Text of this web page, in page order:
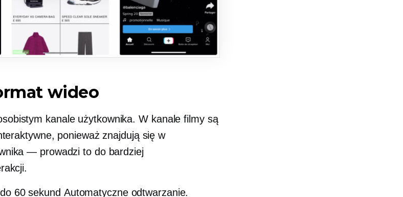
wideo
kanale użytkownika.W kanale filmy są
ponieważ znajdują się w
— prowadzi to do bardziej
60 sekund Automatyczne odtwarzanie.